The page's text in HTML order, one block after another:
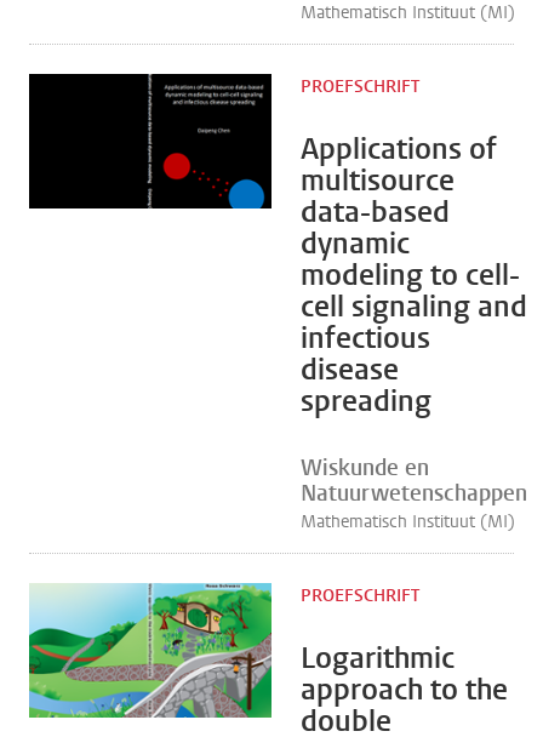
Mathematisch Instituut (MI)
Applications of
multisource
data-based
dynamic
modeling to cell-
cell signaling and
infectious
disease
spreading
PROEFSCHRIFT
Wiskunde en
Natuurwetenschappen
Mathematisch Instituut (MI)
Logarithmic
approach to the
double
PROEFSCHRIFT